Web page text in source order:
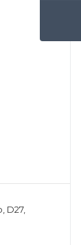
D27,